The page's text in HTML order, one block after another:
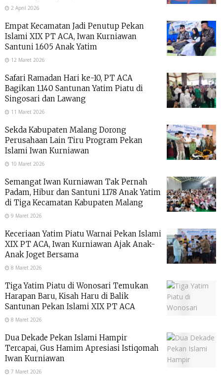
2 April 2026
Empat Kecamatan Jadi Penutup Pekan
Islami XIX PT ACA, Iwan Kurniawan
Santuni 1.605 Anak Yatim
12 Maret 2026
Safari Ramadan Hari ke-10, PT ACA
Bagikan 1.140 Santunan Yatim Piatu di
Singosari dan Lawang
11 Maret 2026
Sekda Kabupaten Malang Dorong
Perusahaan Lain Tiru Program Pekan
Islami Iwan Kurniawan
10 Maret 2026
Semangat Iwan Kurniawan Tak Pernah
Padam, Hibur dan Santuni 1.178 Anak Yatim
di Tiga Kecamatan Kabupaten Malang
9 Maret 2026
Keceriaan Yatim Piatu Warnai Pekan Islami
XIX PT ACA, Iwan Kurniawan Ajak Anak-
Anak Joget Bersama
8 Maret 2026
Tiga Yatim Piatu di Wonosari Temukan
Harapan Baru, Kisah Haru di Balik
Santunan Pekan Islami XIX PT ACA
8 Maret 2026
Dua Dekade Pekan Islami Hampir
Tercapai, Gus Hamim Apresiasi Istiqomah
Iwan Kurniawan
7 Maret 2026